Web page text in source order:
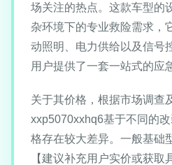
场关注的热点。这款车型的
杂环境下的专业救险需求，
动照明、电力供给以及信号
用户提供了一套一站式的应
关于其价格，根据市场调查
xxp5070xxhq6基于不同的
格存在较大差异。一般基础
【建议补充用户实价或获取